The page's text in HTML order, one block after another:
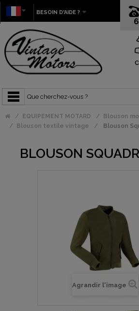
BESOIN D'AIDE ?
EQUIPEMENT MOTARD
Blouson
Blouson textile vintage
Blouson
BLOUSON
Agrandir l'image